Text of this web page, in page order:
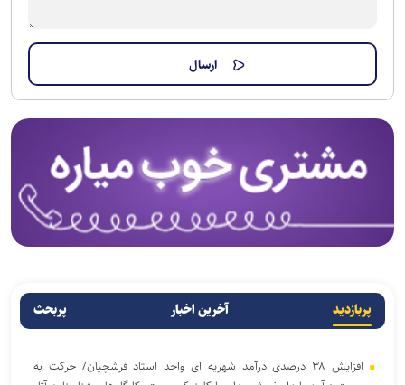
پربازدید آخرین اخبار پربحث
افزایش ۳۸ درصدی درآمد شهریه ای واحد استاد فرشچیان/ حرکت به